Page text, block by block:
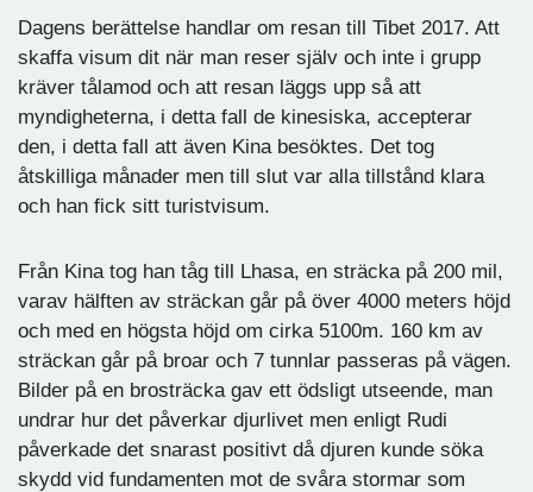
Dagens berättelse handlar om resan till Tibet 2017. Att
skaffa visum dit när man reser själv och inte i grupp
kräver tålamod och att resan läggs upp så att
myndigheterna, i detta fall de kinesiska, accepterar
den, i detta fall att även Kina besöktes. Det tog
åtskilliga månader men till slut var alla tillstånd klara
och han fick sitt turistvisum.
Från Kina tog han tåg till Lhasa, en sträcka på 200 mil,
varav hälften av sträckan går på över 4000 meters höjd
och med en högsta höjd om cirka 5100m. 160 km av
sträckan går på broar och 7 tunnlar passeras på vägen.
Bilder på en brosträcka gav ett ödsligt utseende, man
undrar hur det påverkar djurlivet men enligt Rudi
påverkade det snarast positivt då djuren kunde söka
skydd vid fundamenten mot de svåra stormar som